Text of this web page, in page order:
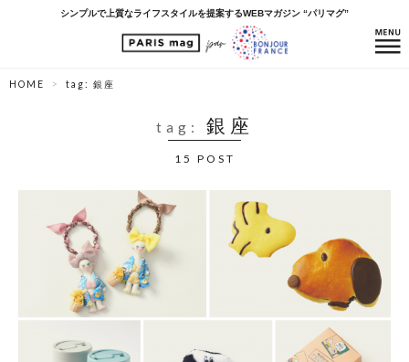
シンプルで上質なライフスタイルを提案するWEBマガジン “パリマグ”
HOME tag: 銀座
tag: 銀座
15 POST